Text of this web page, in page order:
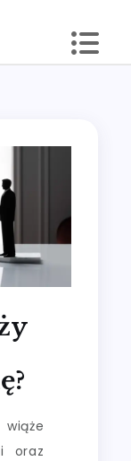
oraz